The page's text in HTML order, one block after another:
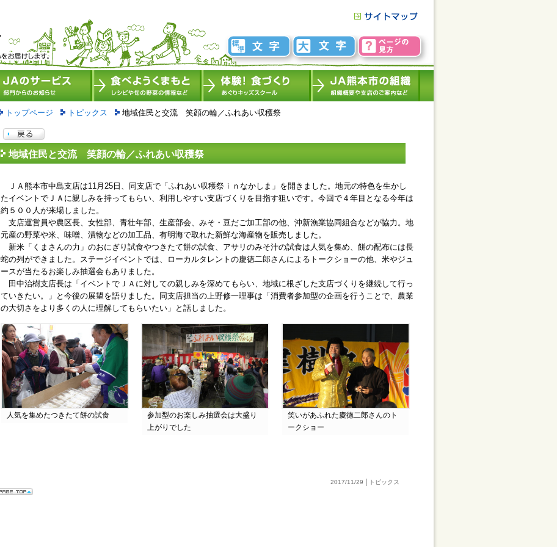
トップページ トピックス 地域住民と交流 笑顔の輪／ふれあい収穫祭
地域住民と交流 笑顔の輪／ふれあい収穫祭
ＪＡ熊本市中島支店は11月25日、同支店で「ふれあい収穫祭ｉｎなかしま」を開きました。地元の特色を生かし
たイベントでＪＡに親しみを持ってもらい、利用しやすい支店づくりを目指す狙いです。今回で４年目となる今年は
約５００人が来場しました。
支店運営員や農区長、女性部、青壮年部、生産部会、みそ・豆だご加工部の他、沖新漁業協同組合などが協力。地
元産の野菜や米、味噌、漬物などの加工品、有明海で取れた新鮮な海産物を販売しました。
新米「くまさんの力」のおにぎり試食やつきたて餅の試食、アサリのみそ汁の試食は人気を集め、餅の配布には長
蛇の列ができました。ステージイベントでは、ローカルタレントの慶徳二郎さんによるトークショーの他、米やジュ
ースが当たるお楽しみ抽選会もありました。
田中治樹支店長は「イベントでＪＡに対しての親しみを深めてもらい、地域に根ざした支店づくりを継続して行っ
ていきたい。」と今後の展望を語りました。同支店担当の上野修一理事は「消費者参加型の企画を行うことで、農業
の大切さをより多くの人に理解してもらいたい」と話しました。
人気を集めたつきたて餅の試食
参加型のお楽しみ抽選会は大盛り
上がりでした
笑いがあふれた慶徳二郎さんのト
ークショー
2017/11/29 │トピックス